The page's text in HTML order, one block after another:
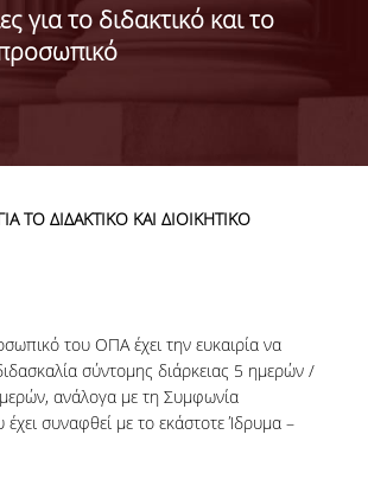
ERASMUS CHARTER
ΚΛΑΣΙΚΗ ΚΙΝΗΤΙΚΟΤΗΤΑ
ΔΙΕΘΝΗΣ ΚΙΝΗΤΙΚΟΤΗΤΑ
για το διδακτικό και το
ΤΟ ΔΙΔΑΚΤΙΚΟ ΚΑΙ ΔΙΟΙΚΗΤΙΚΟ
του ΟΠΑ έχει την ευκαιρία να
σύντομης διάρκειας 5 ημερών /
ανάλογα με τη Συμφωνία
συναφθεί με το εκάστοτε Ίδρυμα –